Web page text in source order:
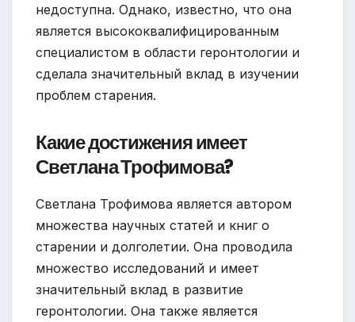
недоступна. Однако, известно, что она
является высококвалифицированным
специалистом в области геронтологии и
сделала значительный вклад в изучении
проблем старения.
Какие достижения имеет
Светлана Трофимова?
Светлана Трофимова является автором
множества научных статей и книг о
старении и долголетии. Она проводила
множество исследований и имеет
значительный вклад в развитие
геронтологии. Она также является